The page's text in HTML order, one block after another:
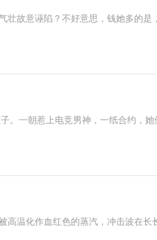
故意诬陷？不好意思，钱她多的
。一朝惹上电竞男神，一纸合约，
高温化作血红色的蒸汽，冲击波在